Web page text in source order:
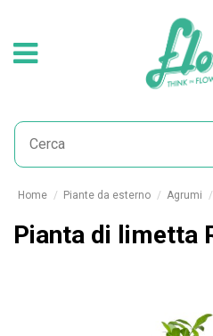
Home Piante da esterno Agrumi
Pianta di limetta